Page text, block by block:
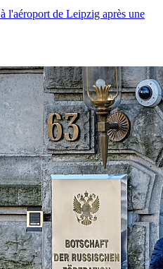
l'aéroport de Leipzig après une